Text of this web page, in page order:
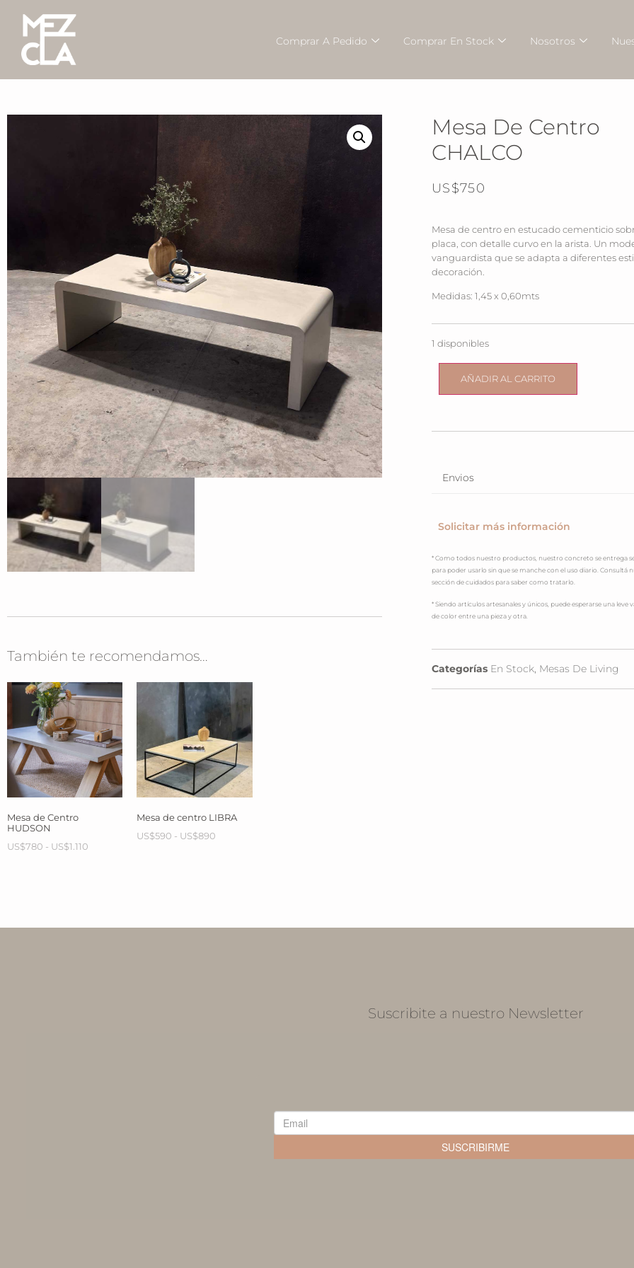
Comprar A Pedido Comprar En Stock Nosotros
También te recomendamos…
Mesa de Centro
HUDSON
US$780 - US$1.110
Mesa de centro LIBRA
US$590 - US$890
Mesa De Centro
CHALCO
US$750
Mesa de centro en estucado cementicio
placa, con detalle curvo en la arista. Un
vanguardista que se adapta a diferentes
decoración.
Medidas: 1,45 x 0,60mts
1 disponibles
AÑADIR AL CARRITO
Envios
Solicitar más información
* Como todos nuestro productos, nuestro concreto se entrega
para poder usarlo sin que se manche con el uso diario. Consultá
sección de cuidados para saber como tratarlo.
* Siendo artículos artesanales y únicos, puede esperarse una leve
de color entre una pieza y otra.
Categorías En Stock, Mesas De Living
Suscribite a nuestro Newsletter